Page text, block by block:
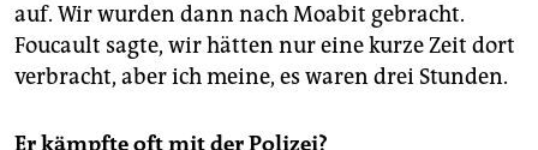
auf. Wir wurden dann nach Moabit gebracht.
Foucault sagte, wir hätten nur eine kurze Zeit dort
verbracht, aber ich meine, es waren drei Stunden.
Er kämpfte oft mit der Polizei?